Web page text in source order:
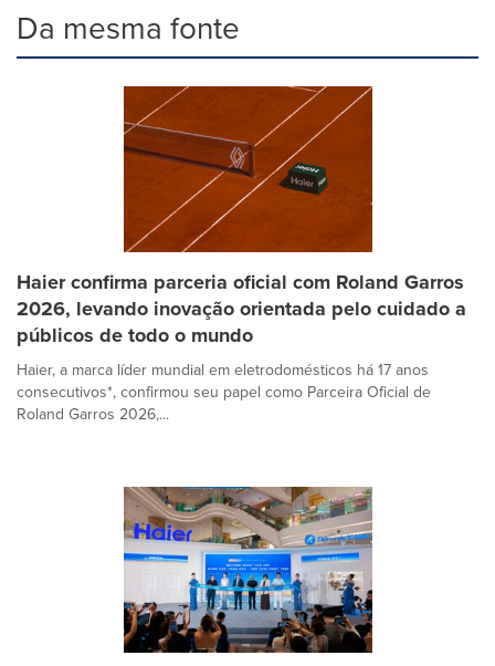
Da mesma fonte
Haier confirma parceria oficial com Roland Garros
2026, levando inovação orientada pelo cuidado a
públicos de todo o mundo
Haier, a marca líder mundial em eletrodomésticos há 17 anos
consecutivos*, confirmou seu papel como Parceira Oficial de
Roland Garros 2026,...